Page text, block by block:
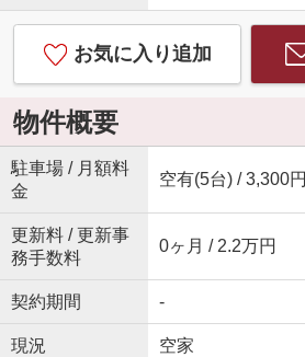
お気に入り追加
物件概要
駐車場 / 月額料
金
空有(5台) / 3,300
更新料 / 更新事
務手数料
0ヶ月 / 2.2万円
契約期間 -
現況 空家